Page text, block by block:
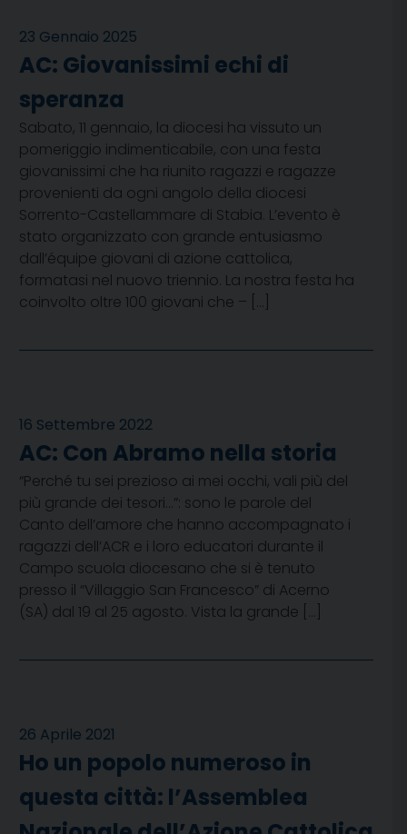
23 Gennaio 2025
AC: Giovanissimi echi di
speranza
Sabato, 11 gennaio, la diocesi ha vissuto un
pomeriggio indimenticabile, con una festa
giovanissimi che ha riunito ragazzi e ragazze
provenienti da ogni angolo della diocesi
Sorrento-Castellammare di Stabia. L’evento è
stato organizzato con grande entusiasmo
dall’équipe giovani di azione cattolica,
formatasi nel nuovo triennio. La nostra festa ha
coinvolto oltre 100 giovani che – […]
16 Settembre 2022
AC: Con Abramo nella storia
“Perché tu sei prezioso ai mei occhi, vali più del
più grande dei tesori…”: sono le parole del
Canto dell’amore che hanno accompagnato i
ragazzi dell’ACR e i loro educatori durante il
Campo scuola diocesano che si è tenuto
presso il “Villaggio San Francesco” di Acerno
(SA) dal 19 al 25 agosto. Vista la grande […]
26 Aprile 2021
Ho un popolo numeroso in
questa città: l’Assemblea